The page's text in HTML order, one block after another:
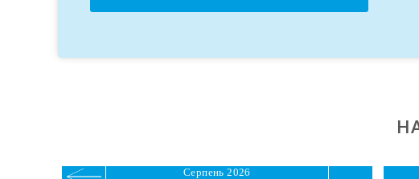
У порту знаходиться славно відомий яхт-клуб "Club Náutico
Серпень 2026